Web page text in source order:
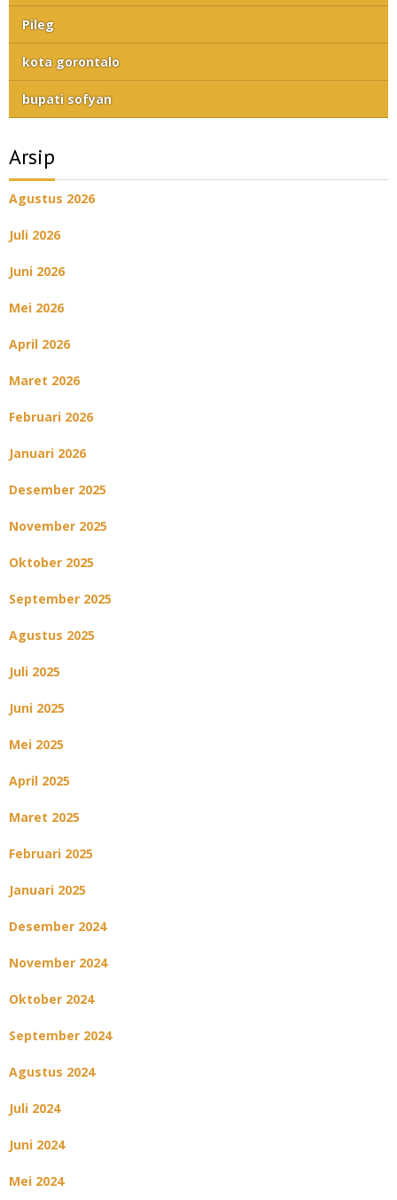
Pileg
kota gorontalo
bupati sofyan
Arsip
Agustus 2026
Juli 2026
Juni 2026
Mei 2026
April 2026
Maret 2026
Februari 2026
Januari 2026
Desember 2025
November 2025
Oktober 2025
September 2025
Agustus 2025
Juli 2025
Juni 2025
Mei 2025
April 2025
Maret 2025
Februari 2025
Januari 2025
Desember 2024
November 2024
Oktober 2024
September 2024
Agustus 2024
Juli 2024
Juni 2024
Mei 2024